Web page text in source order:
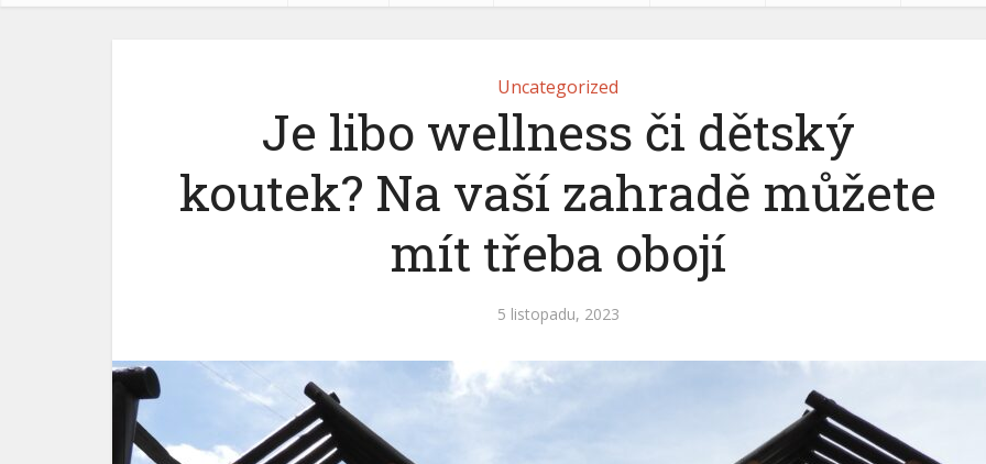
Uncategorized
Je libo wellness či dětský
koutek? Na vaší zahradě můžete
mít třeba obojí
5 listopadu, 2023